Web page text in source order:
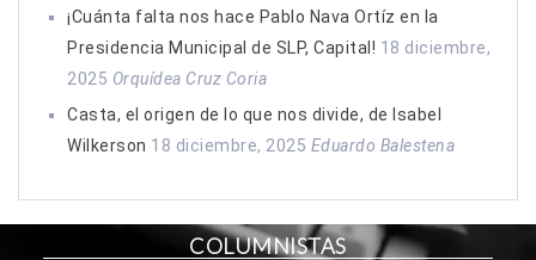
¡Cuánta falta nos hace Pablo Nava Ortíz en la
Presidencia Municipal de SLP, Capital! 18 diciembre,
2025 Orquídea Cruz Coria
Casta, el origen de lo que nos divide, de Isabel
Wilkerson 18 diciembre, 2025 Eduardo Balestena
COLUMNISTAS